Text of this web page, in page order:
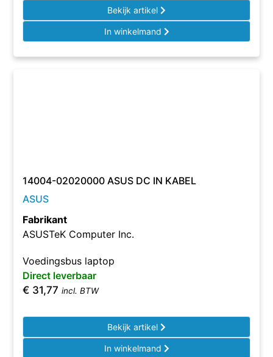
Bekijk artikel
In winkelmand
14004-02020000 ASUS DC IN KABEL
ASUS
Fabrikant
ASUSTeK Computer Inc.
Voedingsbus laptop
Direct leverbaar
€ 31,77 incl. BTW
Bekijk artikel
In winkelmand